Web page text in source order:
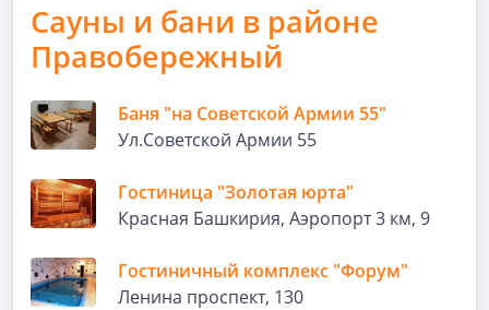
Сауны и бани в районе
Правобережный
Баня "на Советской Армии 55"
Ул.Советской Армии 55
Гостиница "Золотая юрта"
Красная Башкирия, Аэропорт 3 км, 9
Гостиничный комплекс "Форум"
Ленина проспект, 130